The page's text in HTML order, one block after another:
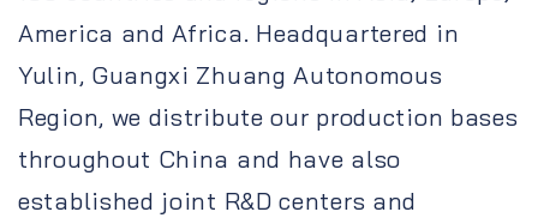
America and Africa. Headquartered in
Yulin, Guangxi Zhuang Autonomous
Region, we distribute our production bases
throughout China and have also
established joint R&D centers and